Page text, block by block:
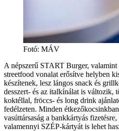
Fotó: MÁV
A népszerű START Burger, valamint
streetfood vonalat erősítve helyben
készítenek, lesz lángos snack és
desszert- és az italkínálat is változik,
koktéllal, fröccs- és long drink
fedélzeten. Minden
vasúttársaság a bankkártyás
valamennyi SZÉP-kártyát is lehet